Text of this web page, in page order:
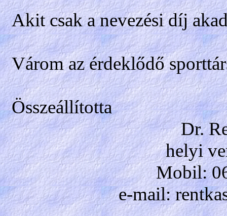
Akit csak a nevezési díj
Várom az érdeklődő
Összeállította
Dr.
helyi
Mobil:
e-mail: